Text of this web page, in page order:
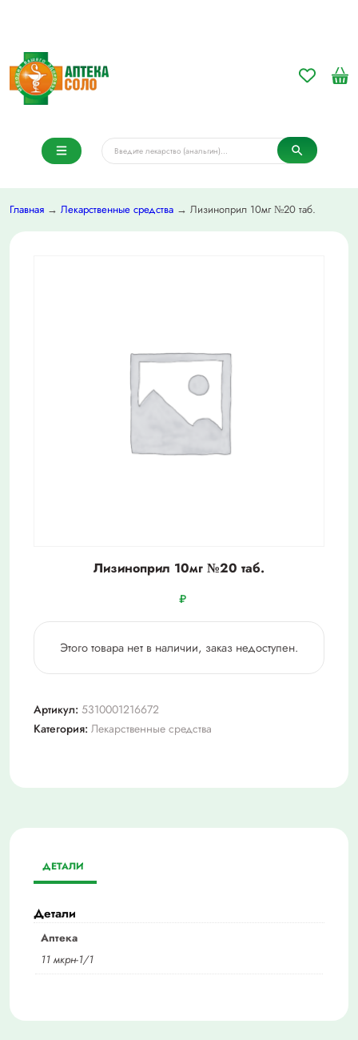
Главная → Лекарственные средства → Лизиноприл 10мг №20 таб.
Лизиноприл 10мг №20 таб.
₽
Этого товара нет в наличии, заказ недоступен.
Артикул: 5310001216672
Категория: Лекарственные средства
ДЕТАЛИ
Детали
Аптека
11 мкрн-1/1